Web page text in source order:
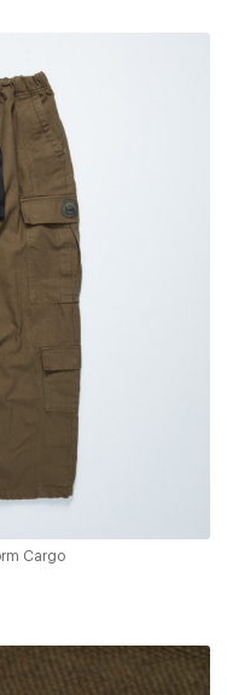
Cargo